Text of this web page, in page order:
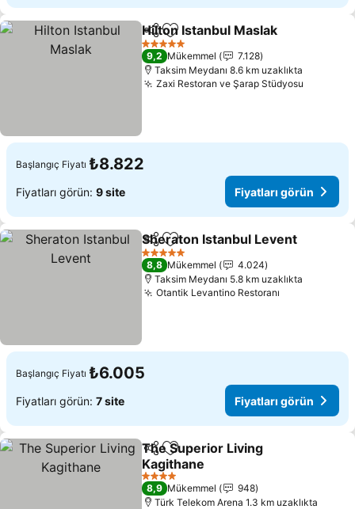
PaylaşFavorilerime ekle
Hilton Istanbul Maslak
5 Yıldız
9,2 Mükemmel
7.128
Taksim Meydanı 8.6 km uzaklıkta
Zaxi Restoran ve Şarap Stüdyosu
Başlangıç Fiyatı ₺8.822
Fiyatları görün: 9 site Fiyatları görün
PaylaşFavorilerime ekle
Sheraton Istanbul Levent
5 Yıldız
8,8 Mükemmel
4.024
Taksim Meydanı 5.8 km uzaklıkta
Otantik Levantino Restoranı
Başlangıç Fiyatı ₺6.005
Fiyatları görün: 7 site Fiyatları görün
PaylaşFavorilerime ekle
The Superior Living
Kagithane
Fiyatları görün
4 Yıldız
8,9 Mükemmel
948
Türk Telekom Arena 1.3 km uzaklıkta